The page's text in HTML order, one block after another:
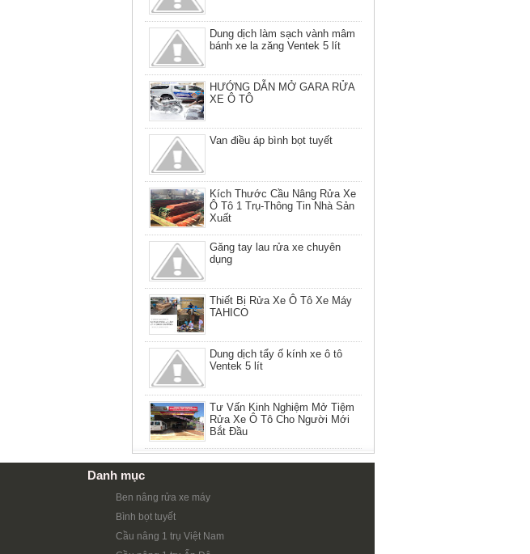
Dung dịch làm sạch vành mâm
bánh xe la zăng Ventek 5 lít
HƯỚNG DẪN MỞ GARA RỬA
XE Ô TÔ
Van điều áp bình bọt tuyết
Kích Thước Cầu Nâng Rửa Xe
Ô Tô 1 Trụ-Thông Tin Nhà Sản
Xuất
Găng tay lau rửa xe chuyên
dụng
Thiết Bị Rửa Xe Ô Tô Xe Máy
TAHICO
Dung dịch tẩy ố kính xe ô tô
Ventek 5 lít
Tư Vấn Kinh Nghiệm Mở Tiệm
Rửa Xe Ô Tô Cho Người Mới
Bắt Đầu
Danh mục
Ben nâng rửa xe máy
Bình bọt tuyết
Cầu nâng 1 trụ Việt Nam